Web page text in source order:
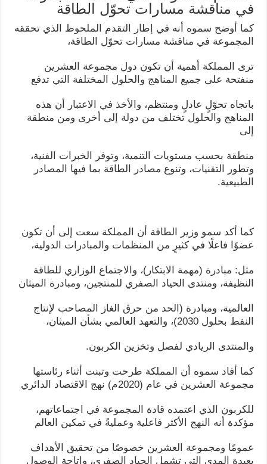
في مناقشة مسارات تحوّل الطاقة
كما أوضح سموه أنه في إطار التقدم الملحوظ الذي تحققه
المجموعة في مناقشة مسارات تحوّل الطاقة،
ترى المملكة أهمية أن تكون دول مجموعة العشرين
منفتحة على جميع المناهج والحلول المختلفة التي تدفع
باتجاه تحوّلٍ عادلٍ ومنتظم، والأخذ في الاعتبار أن هذه
المناهج والحلول تختلف من دولة إلى أخرى ومن منطقة
إلى
منطقة بحسب مستويات التنمية، وتوفر الخبرات الفنية،
وتطور التقنيات، وتنوع مصادر الطاقة بما فيها المصادر
الطبيعية.
كما أكد سمو وزير الطاقة أن المملكة سعت إلى أن تكون
عضوًا فاعلًا في كثيرٍ من المنظمات والمبادرات الدولية،
مثل: مبادرة (مهمة الابتكار)، والاجتماع الوزاري للطاقة
النظيفة، ومنتدى الحياد الصفري للمنتجين، ومبادرة الميثان
العالمية، ومبادرة (الحد من حرق الغاز المصاحب لإنتاج
النفط بحلول 2030)، والتعهد العالمي بشأن الميثان،
والمنتدى الريادي لفصل وتخزين الكربون.
كما أفاد سموه أن المملكة طرحت وتبنت أثناء رئاستها
مجموعة العشرين في عام (2020م) نهج الاقتصاد الدائري
للكربون الذي اعتمده قادة المجموعة في اجتماعاتهم،
مؤكدة أنه النهج الأكثر فاعلية وعمليةً في تمكين العالم
عمومًا ومجموعة العشرين خصوصًا من تحقيق الأهداف
بعيدة المدى التي تشمل الحياد الصفري، وإتاحة الوصول